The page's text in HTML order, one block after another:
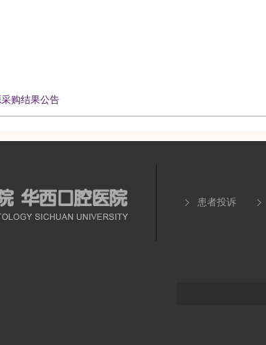
购结果公告
患者投诉